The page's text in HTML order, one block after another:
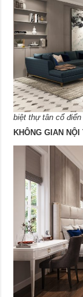
biệt thự tân cổ
KHÔNG GIAN